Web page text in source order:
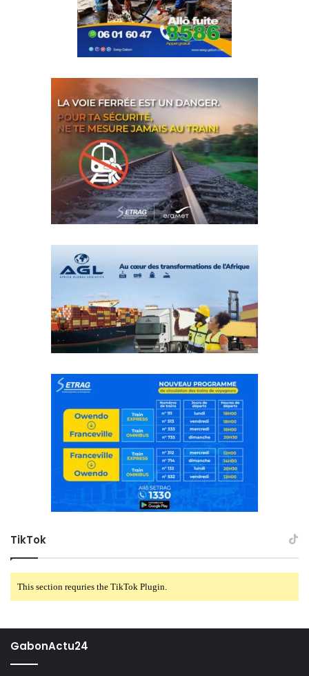
TikTok
This section requries the TikTok Plugin.
GabonActu24